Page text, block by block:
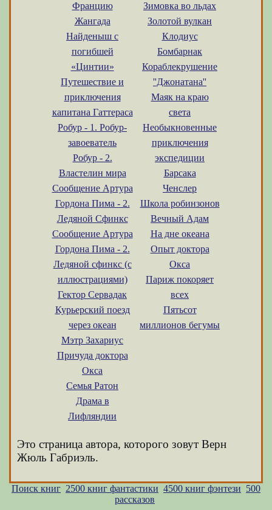
Францию
Жангада
Найденыш с
погибшей
«Цинтии»
Путешествие и
приключения
капитана Гаттераса
Робур - 1. Робур-
завоеватель
Робур - 2.
Властелин мира
Сообщение Артура
Гордона Пима - 2.
Ледяной Сфинкс
Сообщение Артура
Гордона Пима - 2.
Ледяной сфинкс (с
иллюстрациями)
Гектор Сервадак
Курьерский поезд
через океан
Мэтр Захариус
Причуда доктора
Окса
Семья Ратон
Драма в
Лифляндии
Зимовка во льдах
Золотой вулкан
Клодиус
Бомбарнак
Кораблекрушение
''Джонатана''
Маяк на краю
света
Необыкновенные
приключения
экспедиции
Барсака
Ченслер
Школа робинзонов
Вечный Адам
На дне океана
Опыт доктора
Окса
Париж покоряет
всех
Пятьсот
миллионов бегумы
Это страница автора, которого зовут Верн
Жюль Габриэль.
Поиск книг 2500 книг фантастики 4500 книг фэнтези 500
рассказов